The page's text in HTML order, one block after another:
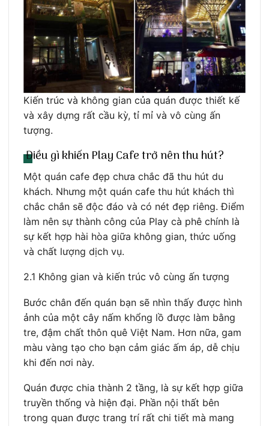
Kiến trúc và không gian của quán được thiết kế
và xây dựng rất cầu kỳ, tỉ mỉ và vô cùng ấn
tượng.
Điều gì khiến Play Cafe trở nên thu hút?
Một quán cafe đẹp chưa chắc đã thu hút du
khách. Nhưng một quán cafe thu hút khách thì
chắc chắn sẽ độc đáo và có nét đẹp riêng. Điểm
làm nên sự thành công của Play cà phê chính là
sự kết hợp hài hòa giữa không gian, thức uống
và chất lượng dịch vụ.
2.1 Không gian và kiến trúc vô cùng ấn tượng
Bước chân đến quán bạn sẽ nhìn thấy được hình
ảnh của một cây nấm khổng lồ được làm bằng
tre, đậm chất thôn quê Việt Nam. Hơn nữa, gam
màu vàng tạo cho bạn cảm giác ấm áp, dễ chịu
khi đến nơi này.
Quán được chia thành 2 tầng, là sự kết hợp giữa
truyền thống và hiện đại. Phần nội thất bên
trong quan được trang trí rất chi tiết mà mang